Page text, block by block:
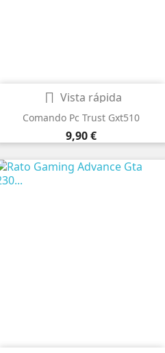
Comando Pc Trust Gxt510
Preço
9,90 €
 Vista rápida